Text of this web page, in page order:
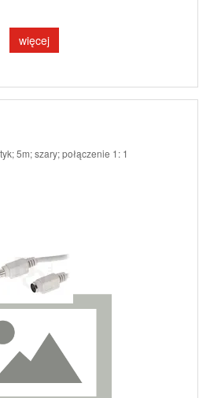
więcej
5m; szary; połączenie 1: 1